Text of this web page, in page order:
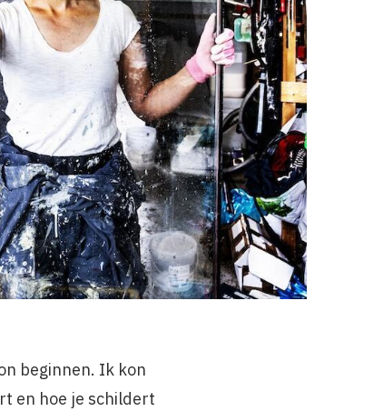
beginnen. Ik kon
en hoe je schildert